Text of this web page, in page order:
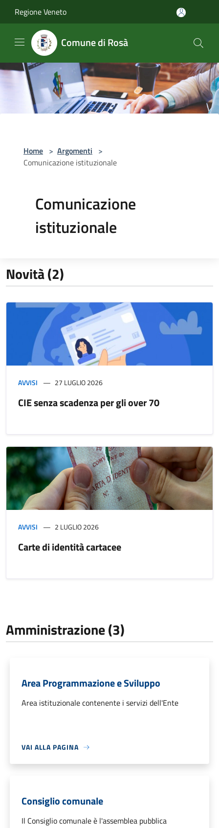
Regione Veneto
Comune di Rosà
Home > Argomenti >
Comunicazione istituzionale
Comunicazione
istituzionale
Novità (2)
AVVISI 27 LUGLIO 2026
CIE senza scadenza per gli over 70
AVVISI 2 LUGLIO 2026
Carte di identità cartacee
Amministrazione (3)
Area Programmazione e Sviluppo
Area istituzionale contenente i servizi dell'Ente
VAI ALLA PAGINA
Consiglio comunale
Il Consiglio comunale è l'assemblea pubblica